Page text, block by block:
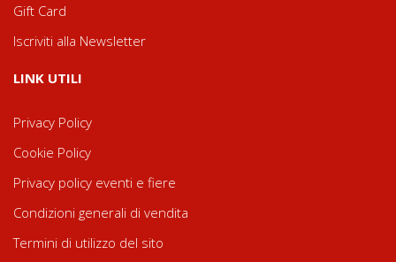
Gift Card
Iscriviti alla Newsletter
LINK UTILI
Privacy Policy
Cookie Policy
Privacy policy eventi e fiere
Condizioni generali di vendita
Termini di utilizzo del sito